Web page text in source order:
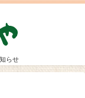
らせ